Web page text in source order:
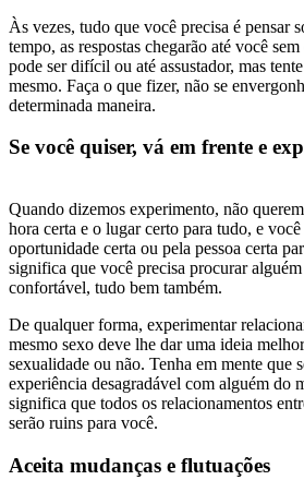
Às vezes, tudo que você precisa é pensar
tempo, as respostas chegarão até você
pode ser difícil ou até assustador, mas
mesmo. Faça o que fizer, não se
determinada maneira.
Se você quiser, vá em frente e
Quando dizemos experimento, não
hora certa e o lugar certo para tudo, e você
oportunidade certa ou pela pessoa certa
significa que você precisa procurar
confortável, tudo bem também.
De qualquer forma, experimentar
mesmo sexo deve lhe dar uma ideia
sexualidade ou não. Tenha em mente que
experiência desagradável com alguém do
significa que todos os relacionamentos
serão ruins para você.
Aceita mudanças e flutuações